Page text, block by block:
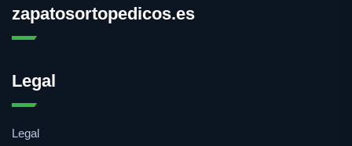
zapatosortopedicos.es
Legal
Legal